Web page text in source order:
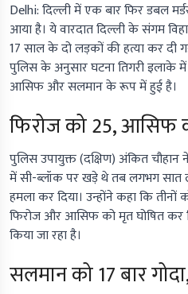
Delhi:दिल्ली में एक बार फिर डबल
आया है। ये वारदात दिल्ली के संगम
17 साल के दो लड़कों की हत्या कर दी
पुलिस के अनुसार घटना तिगरी इलाके
आसिफ और सलमान के रूप में हुई है।
फिरोज को 25, आसिफ
पुलिस उपायुक्त (दक्षिण) अंकित
में सी-ब्लॉक पर खड़े थे तब लगभग
हमला कर दिया। उन्होंने कहा कि
फिरोज और आसिफ को मृत घोषित कर
किया जा रहा है।
सलमान को 17 बार